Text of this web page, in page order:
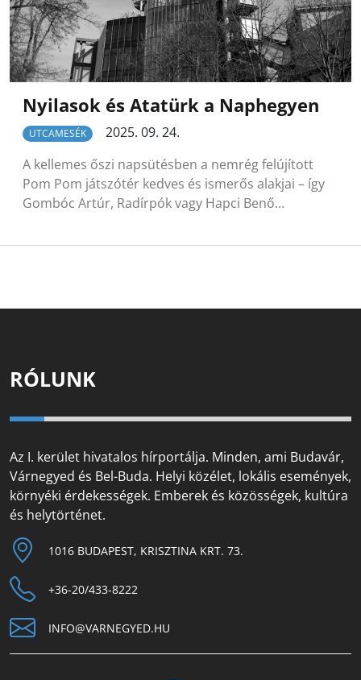
Nyilasok és Atatürk a Naphegyen
UTCAMESÉK
2025. 09. 24.
A kellemes őszi napsütésben a nemrég felújított
Pom Pom játszótér kedves és ismerős alakjai – így
Gombóc Artúr, Radírpók vagy Hapci Benő…
RÓLUNK
Az I. kerület hivatalos hírportálja. Minden, ami Budavár,
Várnegyed és Bel-Buda. Helyi közélet, lokális események,
környéki érdekességek. Emberek és közösségek, kultúra
és helytörténet.
1016 BUDAPEST, KRISZTINA KRT. 73.
+36-20/433-8222
INFO@VARNEGYED.HU